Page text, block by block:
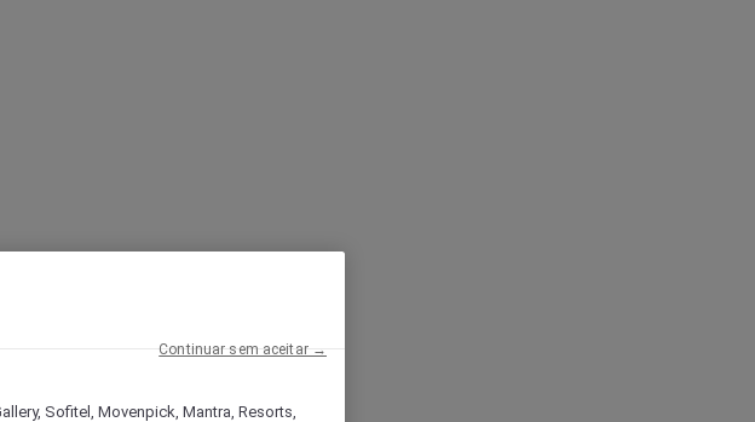
Sofitel, Movenpick, Mantra, Resorts,
Continuar sem aceitar →